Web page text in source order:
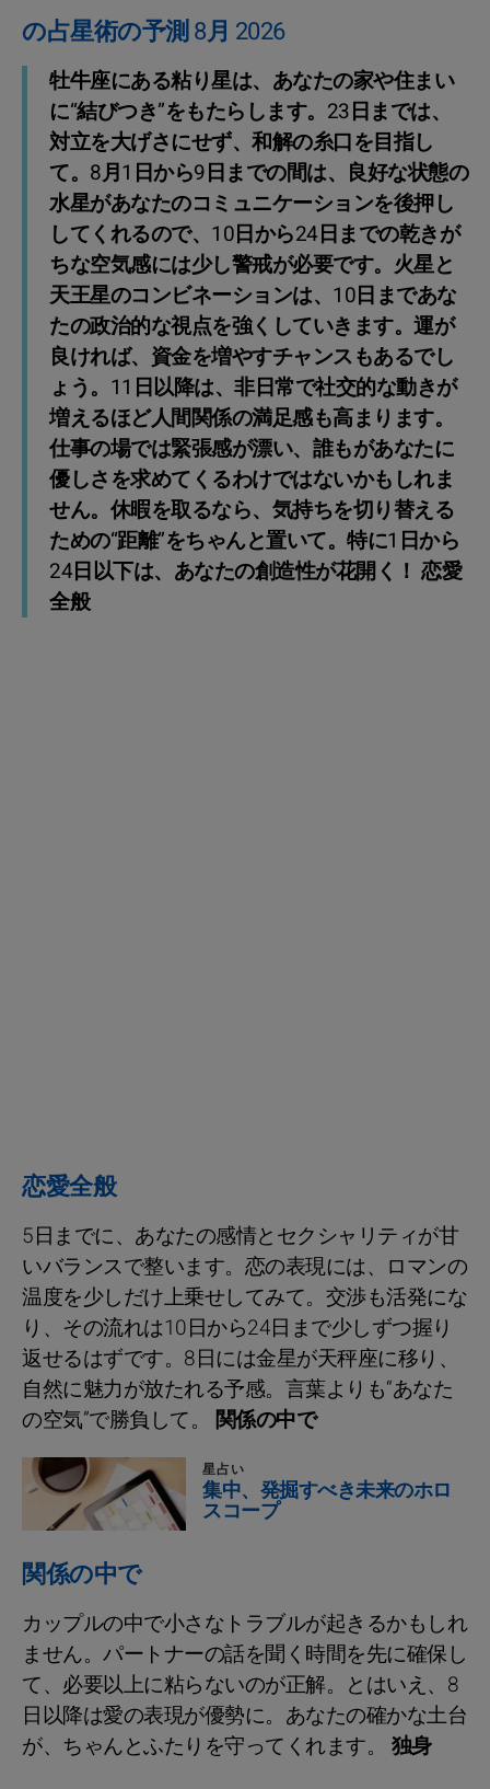
の占星術の予測 8月 2026
牡牛座にある粘り星は、あなたの家や住まい
に“結びつき”をもたらします。23日までは、
対立を大げさにせず、和解の糸口を目指し
て。8月1日から9日までの間は、良好な状態の
水星があなたのコミュニケーションを後押し
してくれるので、10日から24日までの乾きが
ちな空気感には少し警戒が必要です。火星と
天王星のコンビネーションは、10日まであな
たの政治的な視点を強くしていきます。運が
良ければ、資金を増やすチャンスもあるでし
ょう。11日以降は、非日常で社交的な動きが
増えるほど人間関係の満足感も高まります。
仕事の場では緊張感が漂い、誰もがあなたに
優しさを求めてくるわけではないかもしれま
せん。休暇を取るなら、気持ちを切り替える
ための“距離”をちゃんと置いて。特に1日から
24日以下は、あなたの創造性が花開く！ 恋愛
全般
恋愛全般
5日までに、あなたの感情とセクシャリティが甘
いバランスで整います。恋の表現には、ロマンの
温度を少しだけ上乗せしてみて。交渉も活発にな
り、その流れは10日から24日まで少しずつ握り
返せるはずです。8日には金星が天秤座に移り、
自然に魅力が放たれる予感。言葉よりも“あなた
の空気”で勝負して。 関係の中で
星占い
集中、発掘すべき未来のホロ
スコープ
関係の中で
カップルの中で小さなトラブルが起きるかもしれ
ません。パートナーの話を聞く時間を先に確保し
て、必要以上に粘らないのが正解。とはいえ、8
日以降は愛の表現が優勢に。あなたの確かな土台
が、ちゃんとふたりを守ってくれます。 独身